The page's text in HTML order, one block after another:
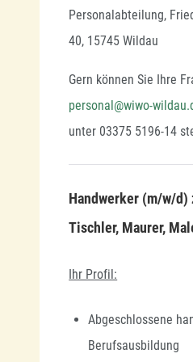
Personalabteilung,
40, 15745 Wildau
Gern können Sie Ihre
personal@wiwo-
unter 03375 5196-14
Handwerker (m/w/d)
Tischler, Maurer,
Ihr Profil:
Abgeschlossene
Berufsausbildung